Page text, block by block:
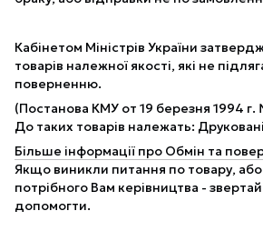
Кабінетом Міністрів України
товарів належної якості, які не
поверненню.
(Постанова КМУ от 19 березня 1994 г.
До таких товарів належать:
Більше інформації про Обмін та
Якщо виникли питання по товару,
потрібного Вам керівництва -
допомогти.